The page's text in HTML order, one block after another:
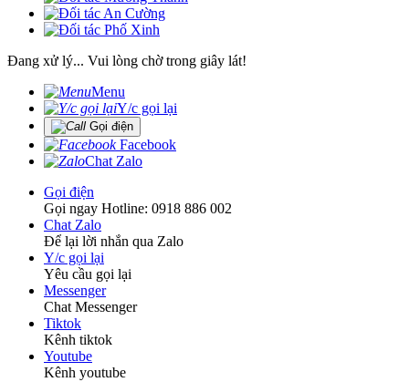
Đang xử lý... Vui lòng chờ trong giây lát!
Menu
Y/c gọi lại
Gọi điện
Facebook
Chat Zalo
Gọi điện
Gọi ngay Hotline: 0918 886 002
Chat Zalo
Để lại lời nhắn qua Zalo
Y/c gọi lại
Yêu cầu gọi lại
Messenger
Chat Messenger
Tiktok
Kênh tiktok
Youtube
Kênh youtube